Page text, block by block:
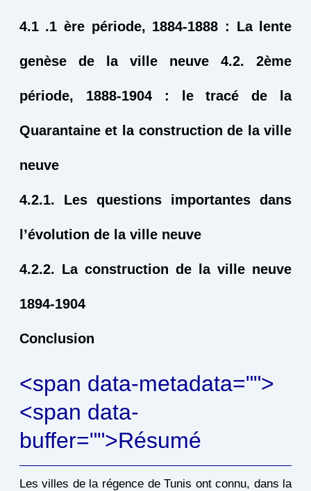
4.1 .1 ère période, 1884-1888 : La lente
genèse de la ville neuve 4.2. 2ème
période, 1888-1904 : le tracé de la
Quarantaine et la construction de la ville
neuve
4.2.1. Les questions importantes dans
l’évolution de la ville neuve
4.2.2. La construction de la ville neuve
1894-1904
Conclusion
<span data-metadata="">
<span data-
buffer="">Résumé
Les villes de la régence de Tunis ont connu, dans la